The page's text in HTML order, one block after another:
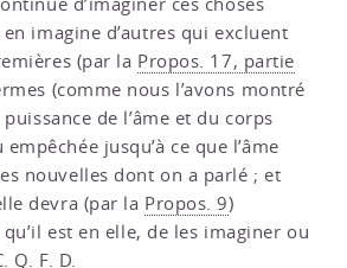
en imagine d’autres qui excluent
(par la Propos. 17, partie
(comme nous l’avons montré
de l’âme et du corps
jusqu’à ce que l’âme
nouvelles dont on a parlé ; et
devra (par la Propos. 9)
est en elle, de les imaginer ou
Q. F. D.